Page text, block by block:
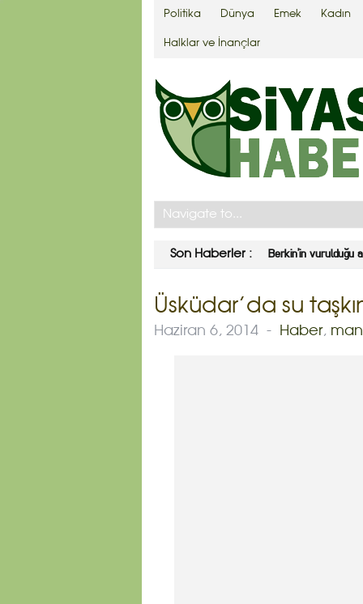
Politika Dünya Emek Kadın
Halklar ve İnançlar
Son Haberler : Berkin’in vurulduğu
Üsküdar’da su
Haziran 6, 2014 - Haber,